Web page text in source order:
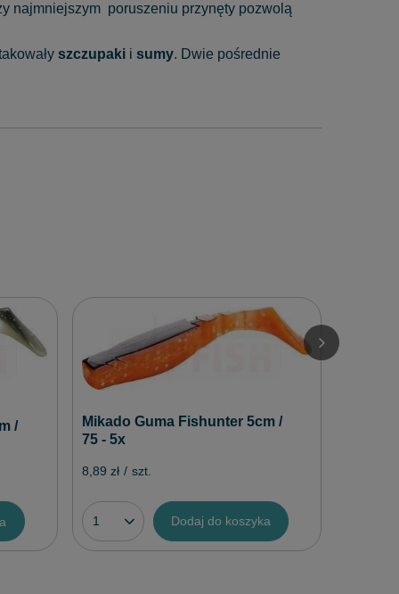
najmniejszym poruszeniu przynęty pozwolą
szczupaki i sumy. Dwie pośrednie
/
Mikado Guma Fishunter 5cm /
75 - 5x
8,89 zł / szt.
Dodaj do koszyka